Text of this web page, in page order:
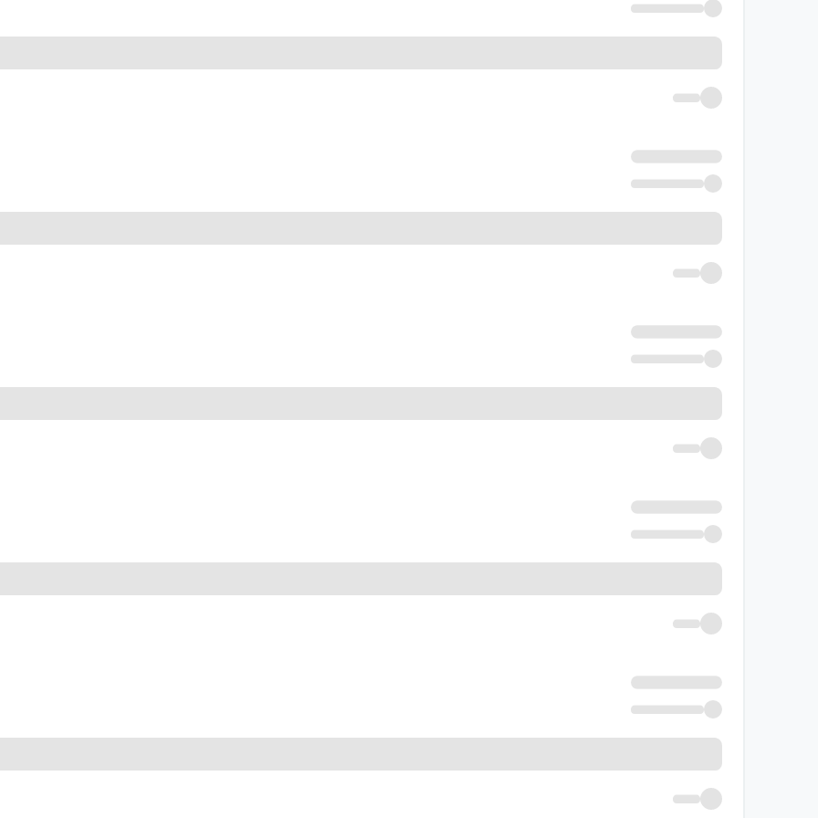
بانک سوال کتاب شیمی ۳ موج بیست، یک منبع جامع و کاربردی برای دانش آموزان پایه دوازدهم است
کلاسی و نهایی طراحی شده است. بانک سوال شامل چهار دسته اصلی است که در ادامه و در جدول زیر به آن
کلاسی را با موفقیت پشت سر بگذارید.
بلافاصله بعد از مطالعه کتاب درسی یا هر منبع آموزشی که دارید، می‌توانید با بررسی این پرسش‌ها، عملکرد خود